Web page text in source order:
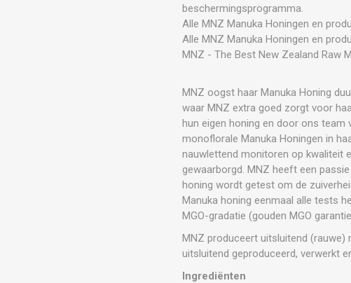
beschermingsprogramma.
Alle MNZ Manuka Honingen en
Alle MNZ Manuka Honingen en
MNZ - The Best New Zealand Raw
MNZ oogst haar Manuka Honing
waar MNZ extra goed zorgt voor
hun eigen honing en door ons
monoflorale Manuka Honingen in
nauwlettend monitoren op kwaliteit
gewaarborgd. MNZ heeft een
honing wordt getest om de
Manuka honing eenmaal alle tests
MGO-gradatie (gouden MGO
MNZ produceert uitsluitend (rauwe)
uitsluitend geproduceerd, verwerkt
Ingrediënten